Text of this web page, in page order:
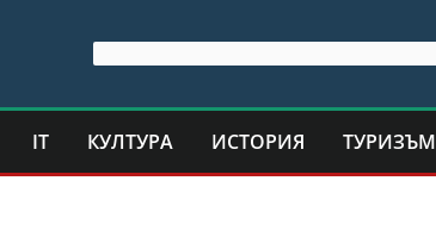
IT КУЛТУРА ИСТОРИЯ ТУРИЗЪМ